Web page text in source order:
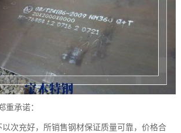
承诺：
充好，所销售钢材保证质量可靠，价格合